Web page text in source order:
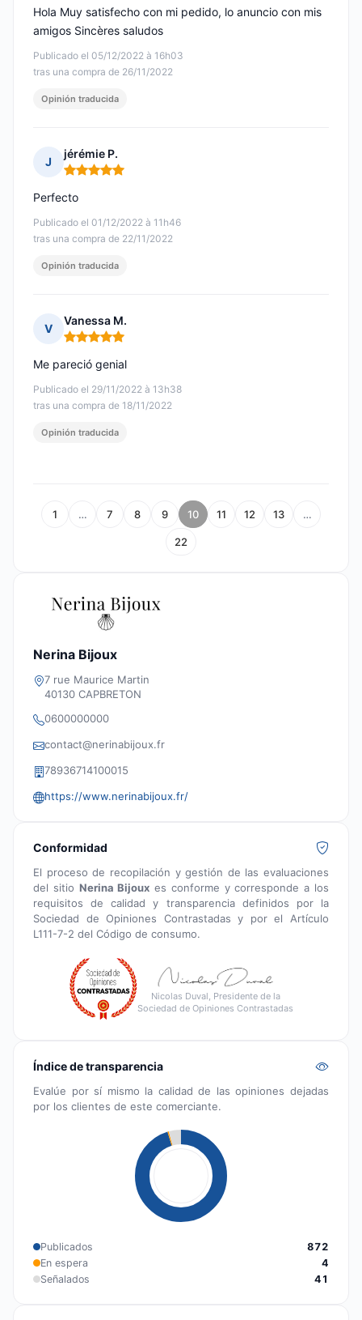
Publicado el 05/12/2022 à 16h03
tras una compra de 26/11/2022
Hola Muy satisfecho con mi pedido, lo anuncio con mis
amigos Sincères saludos
Opinión traducida
J
jérémie P.
Nota: 5 de 5
Publicado el 01/12/2022 à 11h46
tras una compra de 22/11/2022
Perfecto
Opinión traducida
V
Vanessa M.
Nota: 5 de 5
Publicado el 29/11/2022 à 13h38
tras una compra de 18/11/2022
Me pareció genial
Opinión traducida
1 … 7 8 9 10 11 12 13 …
22
Nerina Bijoux
7 rue Maurice Martin
40130 CAPBRETON
0600000000
contact@nerinabijoux.fr
78936714100015
https://www.nerinabijoux.fr/
Conformidad
El proceso de recopilación y gestión de las evaluaciones
del sitio Nerina Bijoux es conforme y corresponde a los
requisitos de calidad y transparencia definidos por la
Sociedad de Opiniones Contrastadas y por el Artículo
L111-7-2 del Código de consumo.
Nicolas Duval, Presidente de la
Sociedad de Opiniones Contrastadas
Índice de transparencia
Evalúe por sí mismo la calidad de las opiniones dejadas
por los clientes de este comerciante.
Publicados
872
En espera
4
Señalados
41